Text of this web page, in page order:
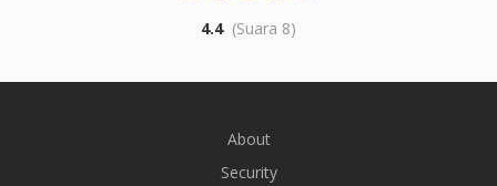
4.4 (Suara 8)
About
Security